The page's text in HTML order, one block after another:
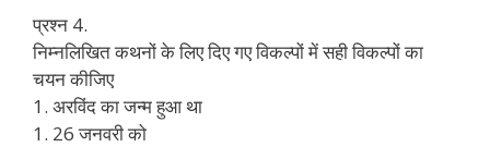
प्रश्न 4.
निम्नलिखित कथनों के लिए दिए गए विकल्पों में सही विकल्पों का
चयन कीजिए
1. अरविंद का जन्म हुआ था
1. 26 जनवरी को